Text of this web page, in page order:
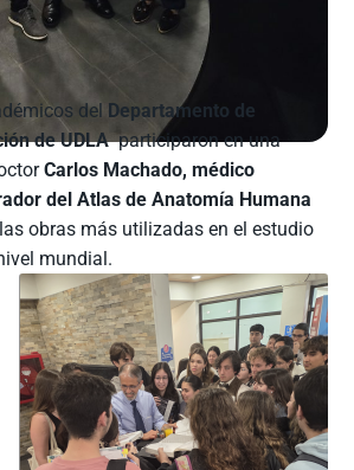
del Departamento de
de UDLAparticiparon en una
Carlos Machado, médico
del Atlas de Anatomía Humana
obras más utilizadas en el estudio
mundial.